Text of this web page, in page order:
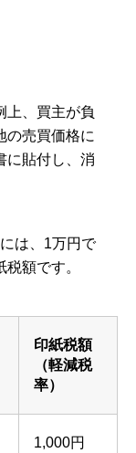
上、買主が負
の売買価格に
に貼付し、消
は、1万円で
額です。
印紙税額
（軽減税
率）
1,000円